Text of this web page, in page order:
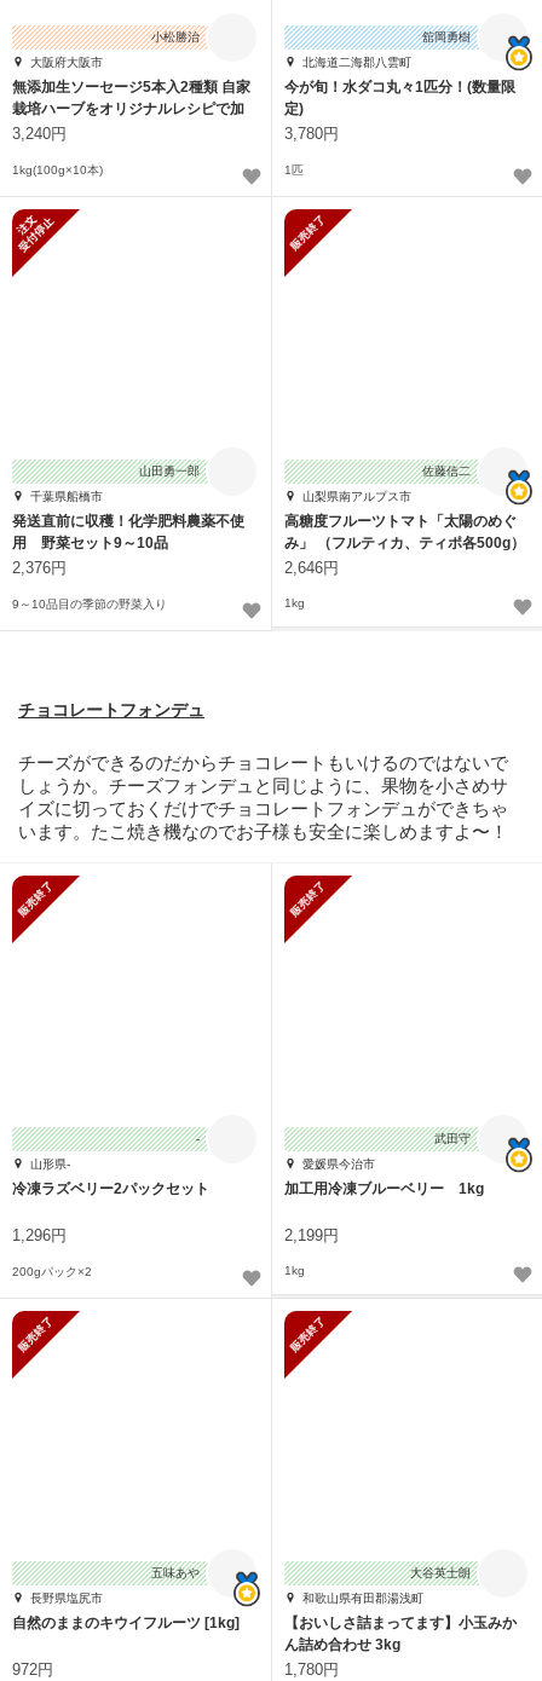
小松勝治
大阪府大阪市
無添加生ソーセージ5本入2種類 自家
栽培ハーブをオリジナルレシピで加
工
3,240円
1kg(100g×10本)
舘岡勇樹
北海道二海郡八雲町
今が旬！水ダコ丸々1匹分！(数量限
定)
3,780円
1匹
山田勇一郎
千葉県船橋市
発送直前に収穫！化学肥料農薬不使
用 野菜セット9～10品
2,376円
9～10品目の季節の野菜入り
佐藤信二
山梨県南アルプス市
高糖度フルーツトマト「太陽のめぐ
み」 （フルティカ、ティポ各500g）
2,646円
1kg
チョコレートフォンデュ
チーズができるのだからチョコレートもいけるのではないで
しょうか。チーズフォンデュと同じように、果物を小さめサ
イズに切っておくだけでチョコレートフォンデュができちゃ
います。たこ焼き機なのでお子様も安全に楽しめますよ〜！
-
山形県-
冷凍ラズベリー2パックセット
1,296円
200gパック×2
武田守
愛媛県今治市
加工用冷凍ブルーベリー 1kg
2,199円
1kg
五味あや
長野県塩尻市
自然のままのキウイフルーツ [1kg]
972円
大谷英士朗
和歌山県有田郡湯浅町
【おいしさ詰まってます】小玉みか
ん詰め合わせ 3kg
1,780円